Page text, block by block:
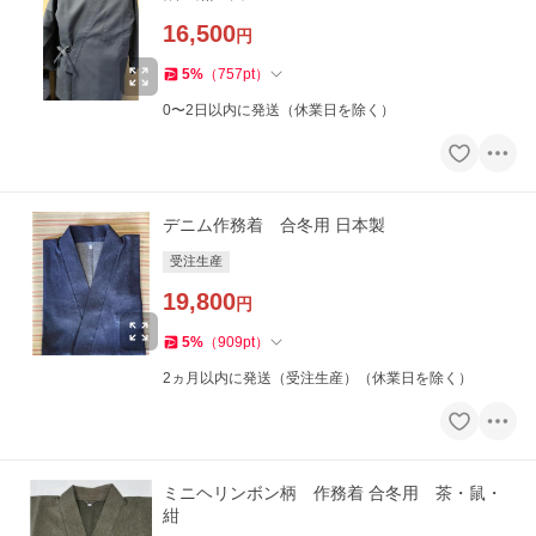
16,500円
5% （757pt）
0〜2日以内に発送（休業日を除く）
デニム作務着 合冬用 日本製
受注生産
19,800円
5% （909pt）
2ヵ月以内に発送（受注生産）（休業日を除く）
ミニヘリンボン柄 作務着 合冬用 茶・鼠・
紺